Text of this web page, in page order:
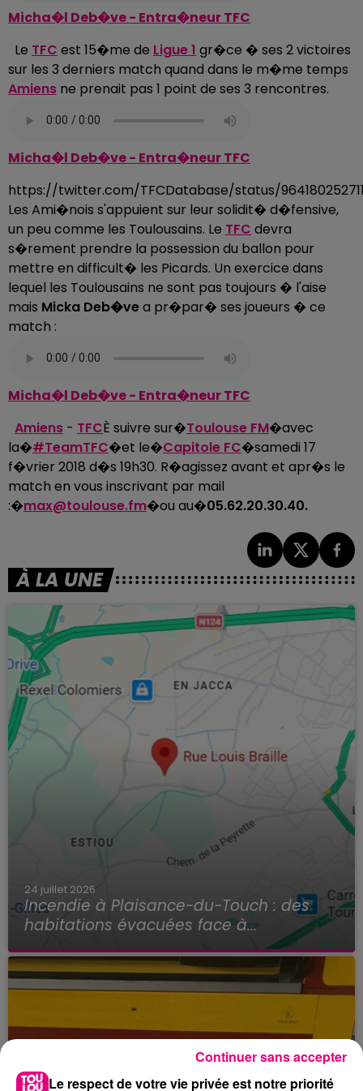
Micha�l Deb�ve - Entra�neur TFC
Le TFC est 15�me de Ligue 1 gr�ce � ses 2 victoires
sur les 3 derniers match quand dans le m�me temps
Amiens ne prenait pas 1 point de ses 3 rencontres.
Micha�l Deb�ve - Entra�neur TFC
https://twitter.com/TFCDatabase/status/
Les Ami�nois s'appuient sur leur solidit� d�fensive,
un peu comme les Toulousains. Le TFC devra
s�rement prendre la possession du ballon pour
mettre en difficult� les Picards. Un exercice dans
lequel les Toulousains ne sont pas toujours � l'aise
mais Micka Deb�vea pr�par� ses joueurs � ce
match :
Micha�l Deb�ve - Entra�neur TFC
Amiens - TFCÈ suivre sur�Toulouse FM�avec
la�#TeamTFC�et le�Capitole FC�samedi 17
f�vrier 2018 d�s 19h30. R�agissez avant et apr�s le
match en vous inscrivant par mail
:�max@toulouse.fm�ou au�05.62.20.30.40.
À LA UNE
24 juillet 2026
Incendie à Plaisance-du-Touch : des
habitations évacuées face à...
Le respect de votre vie privée est notre priorité
Continuer sans accepter